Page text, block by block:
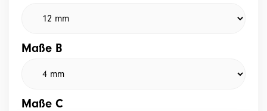
Maße B
Maße C